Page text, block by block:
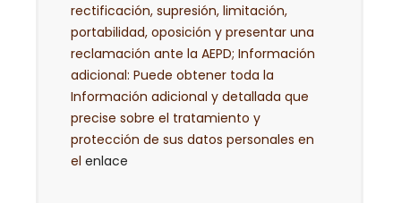
rectificación, supresión, limitación,
portabilidad, oposición y presentar una
reclamación ante la AEPD; Información
adicional: Puede obtener toda la
Información adicional y detallada que
precise sobre el tratamiento y
protección de sus datos personales en
el enlace